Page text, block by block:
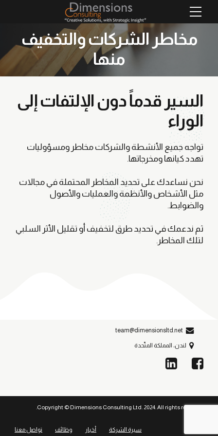
مخاطر الشركات والتخفيف
منها
السير قدماً دون الإلتفات إلى
الوراء
تواجه جميع الأنشطة والشركات مخاطر ومسؤوليات
تهدد كيانها ومخرجاتها.
نحن نساعدك على تحديد المخاطر المحتملة في مجالات
مثل الأشخاص والأنظمة والعمليات والأصول
والضوابط.
ثم ندعمك في تحديد طرق لتخفيف أو تقليل الأثر السلبي
لتلك المخاطر.
team@dimensionsltd.net
لندن، المملكة المتّحدة
Copyright © Dimensions Consulting Ltd. 2024. All rights reserved.
سيرة الشركة أخبار وظائف تواصل معنا